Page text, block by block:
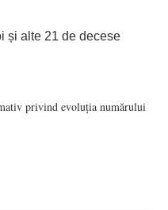
și alte 21 de decese
privind evoluția numărului